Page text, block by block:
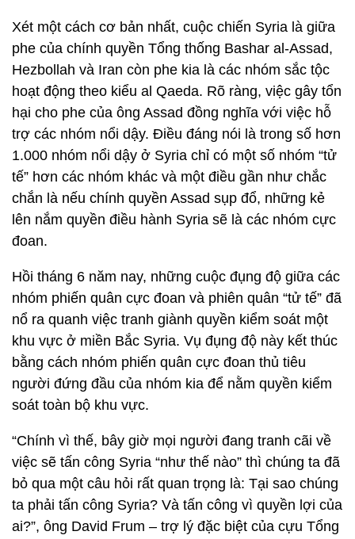
Xét một cách cơ bản nhất, cuộc chiến Syria là giữa
phe của chính quyền Tổng thống Bashar al-Assad,
Hezbollah và Iran còn phe kia là các nhóm sắc tộc
hoạt động theo kiểu al Qaeda. Rõ ràng, việc gây tổn
hại cho phe của ông Assad đồng nghĩa với việc hỗ
trợ các nhóm nổi dậy. Điều đáng nói là trong số hơn
1.000 nhóm nổi dậy ở Syria chỉ có một số nhóm “tử
tế” hơn các nhóm khác và một điều gần như chắc
chắn là nếu chính quyền Assad sụp đổ, những kẻ
lên nắm quyền điều hành Syria sẽ là các nhóm cực
đoan.
Hồi tháng 6 năm nay, những cuộc đụng độ giữa các
nhóm phiến quân cực đoan và phiên quân “tử tế” đã
nổ ra quanh việc tranh giành quyền kiểm soát một
khu vực ở miền Bắc Syria. Vụ đụng độ này kết thúc
bằng cách nhóm phiến quân cực đoan thủ tiêu
người đứng đầu của nhóm kia để nằm quyền kiểm
soát toàn bộ khu vực.
“Chính vì thế, bây giờ mọi người đang tranh cãi về
việc sẽ tấn công Syria “như thế nào” thì chúng ta đã
bỏ qua một câu hỏi rất quan trọng là: Tại sao chúng
ta phải tấn công Syria? Và tấn công vì quyền lợi của
ai?”, ông David Frum – trợ lý đặc biệt của cựu Tổng